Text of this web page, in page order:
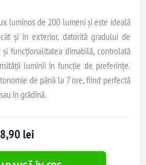
luminos de 200 lumeni și este ideală
și în exterior, datorită gradului de
funcționalitatea dimabilă, controlată
luminii în funcție de preferințe.
de până la 7 ore, fiind perfectă
în grădină.
lei